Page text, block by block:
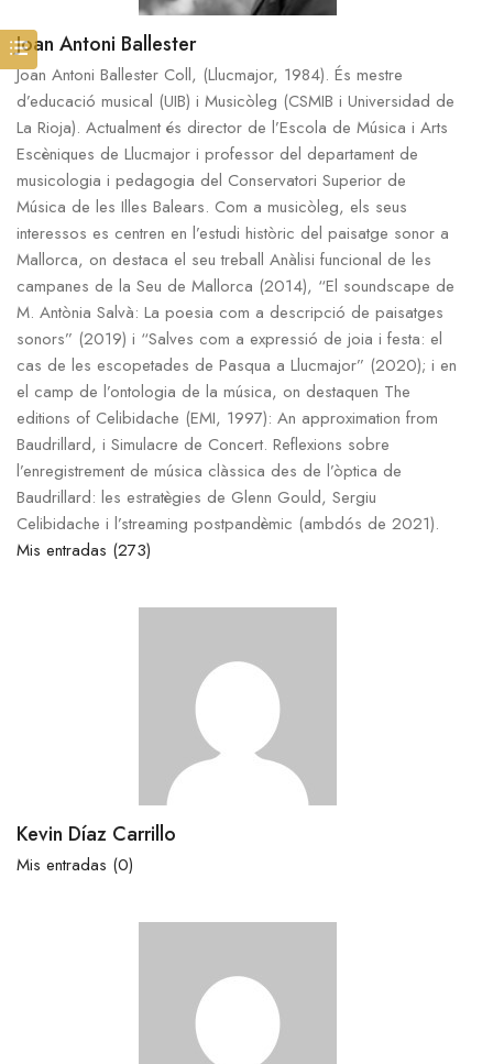
Joan Antoni Ballester
Joan Antoni Ballester Coll, (Llucmajor, 1984). És mestre
d’educació musical (UIB) i Musicòleg (CSMIB i Universidad de
La Rioja). Actualment és director de l’Escola de Música i Arts
Escèniques de Llucmajor i professor del departament de
musicologia i pedagogia del Conservatori Superior de
Música de les Illes Balears. Com a musicòleg, els seus
interessos es centren en l’estudi històric del paisatge sonor a
Mallorca, on destaca el seu treball Anàlisi funcional de les
campanes de la Seu de Mallorca (2014), “El soundscape de
M. Antònia Salvà: La poesia com a descripció de paisatges
sonors” (2019) i “Salves com a expressió de joia i festa: el
cas de les escopetades de Pasqua a Llucmajor” (2020); i en
el camp de l’ontologia de la música, on destaquen The
editions of Celibidache (EMI, 1997): An approximation from
Baudrillard, i Simulacre de Concert. Reflexions sobre
l’enregistrement de música clàssica des de l’òptica de
Baudrillard: les estratègies de Glenn Gould, Sergiu
Celibidache i l’streaming postpandèmic (ambdós de 2021).
Mis entradas (273)
Kevin Díaz Carrillo
Mis entradas (0)